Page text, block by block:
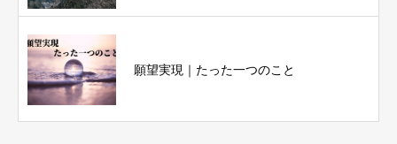
願望実現｜たった一つのこと